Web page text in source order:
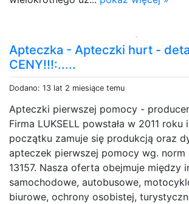
Apteczka - Apteczki hurt -
CENY!!!:.....
Dodano: 13 lat 2 miesiące temu
Apteczki pierwszej pomocy -
Firma LUKSELL powstała w 2011 roku
początku zamuje się produkcją oraz
apteczek pierwszej pomocy wg. norm
13157. Nasza oferta obejmuje między
samochodowe, autobusowe,
biurowe, ochrony osobistej,